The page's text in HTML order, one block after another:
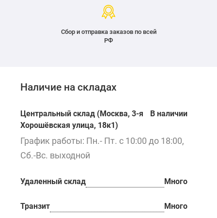
Сбор и отправка заказов по всей
РФ
Наличие на складах
Центральный склад (Москва, 3-я
Хорошёвская улица, 18к1)
В наличии
График работы: Пн.- Пт. с 10:00 до 18:00,
Сб.-Вс. выходной
Удаленный склад Много
Транзит Много